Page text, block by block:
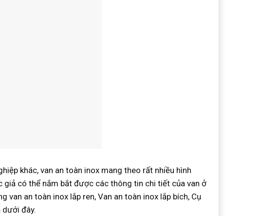
khác, van an toàn inox mang theo rất nhiều hình
giả có thể nắm bắt được các thông tin chi tiết của van ở
van an toàn inox lắp ren, Van an toàn inox lắp bích, Cụ
dưới đây.